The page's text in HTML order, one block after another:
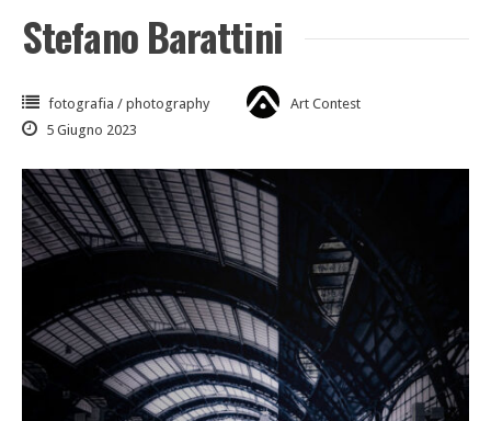
Stefano Barattini
fotografia / photography
Art Contest
5 Giugno 2023